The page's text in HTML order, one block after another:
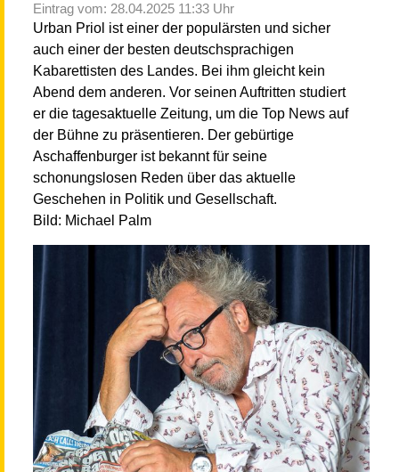
Eintrag vom: 28.04.2025 11:33 Uhr
Urban Priol ist einer der populärsten und sicher
auch einer der besten deutschsprachigen
Kabarettisten des Landes. Bei ihm gleicht kein
Abend dem anderen. Vor seinen Auftritten studiert
er die tagesaktuelle Zeitung, um die Top News auf
der Bühne zu präsentieren. Der gebürtige
Aschaffenburger ist bekannt für seine
schonungslosen Reden über das aktuelle
Geschehen in Politik und Gesellschaft.
Bild: Michael Palm